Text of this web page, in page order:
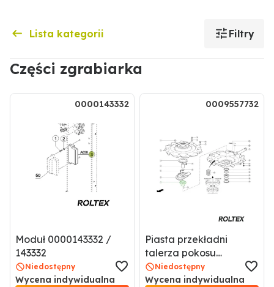
Lista kategorii Filtry
Części zgrabiarka
0000143332
Moduł 0000143332 /
143332
Niedostępny
Wycena indywidualna
0009557732
Piasta przekładni
talerza pokosu
zgrabiarki CLAAS Liner
0009557732 / 9557732
Niedostępny
Wycena indywidualna